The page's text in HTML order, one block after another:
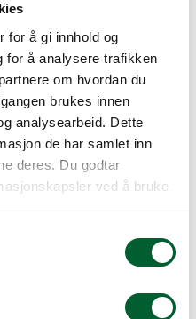
for å gi innhold og
for å analysere trafikken
om hvordan du
brukes innen
analysearbeid. Dette
de har samlet inn
deres. Du godtar
ved å bruke
BEGER KIT F501/CL